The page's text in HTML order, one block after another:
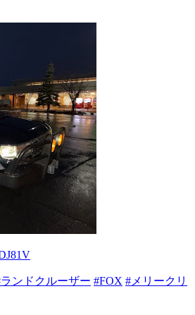
ンドクルーザー #FOX #メリークリ